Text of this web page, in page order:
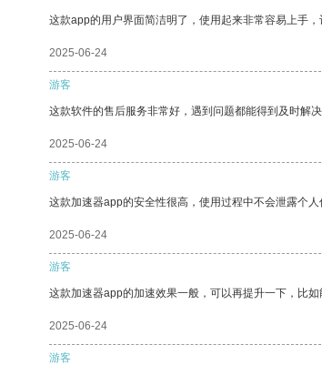
这款app的用户界面简洁明了，使用起来非常容易上手
2025-06-24
游客
这款软件的售后服务非常好，遇到问题都能得到及时解决
2025-06-24
游客
这款加速器app的安全性很高，使用过程中不会泄露个人
2025-06-24
游客
这款加速器app的加速效果一般，可以再提升一下，比如
2025-06-24
游客